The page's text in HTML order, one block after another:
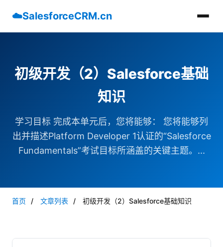
☁️SalesforceCRM.cn
初级开发（2）Salesforce基础
知识
学习目标 完成本单元后，您将能够： 您将能够列
出并描述Platform Developer 1认证的“Salesforce
Fundamentals”考试目标所涵盖的关键主题。...
首页 / 文章列表 / 初级开发（2）Salesforce基础知识